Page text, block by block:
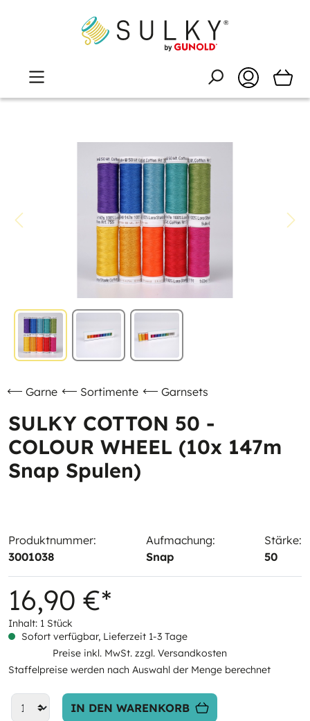
Garne Sortimente Garnsets
SULKY COTTON 50 -
COLOUR WHEEL (10x 147m
Snap Spulen)
Produktnummer:
3001038
Aufmachung:
Snap
Stärke:
50
16,90 €*
Inhalt: 1 Stück
Sofort verfügbar, Lieferzeit 1-3 Tage
Preise inkl. MwSt. zzgl. Versandkosten
Staffelpreise werden nach Auswahl der Menge berechnet
IN DEN WARENKORB